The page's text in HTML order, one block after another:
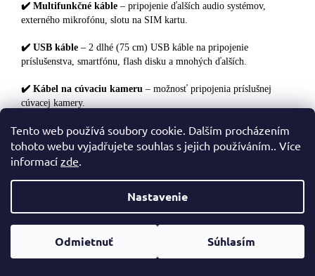
Tento web používá soubory cookie. Dalším procházením
tohoto webu vyjadřujete souhlas s jejich používáním.. Více
informací zde.
Nastavenie
Odmietnuť Súhlasím
✔️ Multifunkčné káble – pripojenie ďalších audio systémov,
externého mikrofónu, slotu na SIM kartu.
✔️ USB káble – 2 dlhé (75 cm) USB káble na pripojenie
príslušenstva, smartfónu, flash disku a mnohých ďalších.
✔️ Kábel na cúvaciu kameru – možnosť pripojenia príslušnej
cúvacej kamery.
✔️ Anténny adaptér – umožňuje pripojenie továrenskej FM antény.
✔️ Wi-Fi, LTE antény
⭐️Zoznam kompatibilných vozidiel